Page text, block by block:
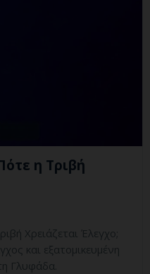
η Τριβή
Χρειάζεται Έλεγχο;
και εξατομικευμένη
Γλυφάδα.